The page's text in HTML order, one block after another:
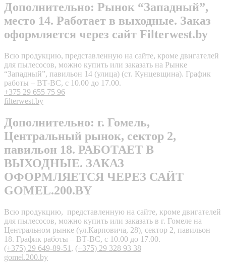
Дополнительно: Рынок “Западный”,
место 14. Работает в выходные. Заказ
оформляется через сайт Filterwest.by
Всю продукцию, представленную на сайте, кроме двигателей
для пылесосов, можно купить или заказать на Рынке
“Западный”, павильон 14 (улица) (ст. Кунцевщина). График
работы – ВТ-ВС, с 10.00 до 17.00.
+375 29 655 75 96
filterwest.by
Дополнительно: г. Гомель,
Центральный рынок, сектор 2,
павильон 18. РАБОТАЕТ В
ВЫХОДНЫЕ. ЗАКАЗ
ОФОРМЛЯЕТСЯ ЧЕРЕЗ САЙТ
GOMEL.200.BY
Всю продукцию, представленную на сайте, кроме двигателей
для пылесосов, можно купить или заказать в г. Гомеле на
Центральном рынке (ул.Карповича, 28), сектор 2, павильон
18. График работы – ВТ-ВС, с 10.00 до 17.00.
(+375) 29 649-89-51 , (+375) 29 328 93 38
gomel.200.by